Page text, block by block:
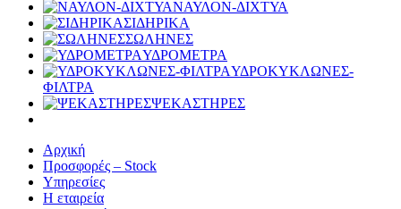
ΝΑΥΛΟΝ-ΔΙΧΤΥΑ
ΣΙΔΗΡΙΚΑ
ΣΩΛΗΝΕΣ
ΥΔΡΟΜΕΤΡΑ
ΥΔΡΟΚΥΚΛΩΝΕΣ-
ΦΙΛΤΡΑ
ΨΕΚΑΣΤΗΡΕΣ
Αρχική
Προσφορές – Stock
Υπηρεσίες
Η εταιρεία